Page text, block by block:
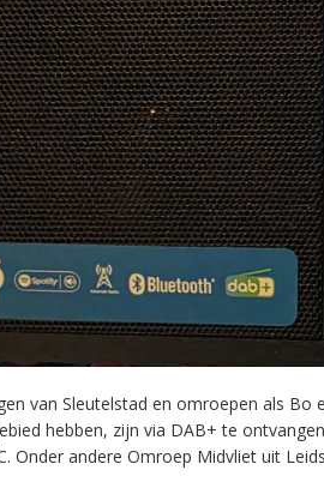
van Sleutelstad en omroepen als Bo
hebben, zijn via DAB+ te
Onder andere Omroep Midvliet uit